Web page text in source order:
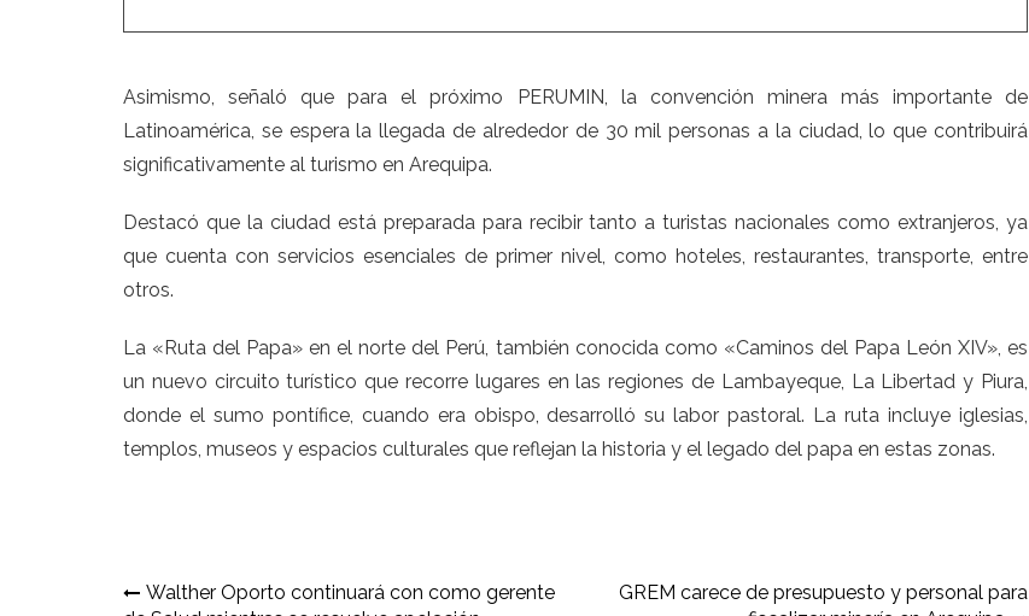
Asimismo, señaló que para el próximo PERUMIN, la convención minera más importante de
Latinoamérica, se espera la llegada de alrededor de 30 mil personas a la ciudad, lo que contribuirá
significativamente al turismo en Arequipa.
Destacó que la ciudad está preparada para recibir tanto a turistas nacionales como extranjeros, ya
que cuenta con servicios esenciales de primer nivel, como hoteles, restaurantes, transporte, entre
otros.
La «Ruta del Papa» en el norte del Perú, también conocida como «Caminos del Papa León XIV», es
un nuevo circuito turístico que recorre lugares en las regiones de Lambayeque, La Libertad y Piura,
donde el sumo pontífice, cuando era obispo, desarrolló su labor pastoral. La ruta incluye iglesias,
templos, museos y espacios culturales que reflejan la historia y el legado del papa en estas zonas.
Navegación
Walther Oporto continuará con como gerente
GREM carece de presupuesto y personal para